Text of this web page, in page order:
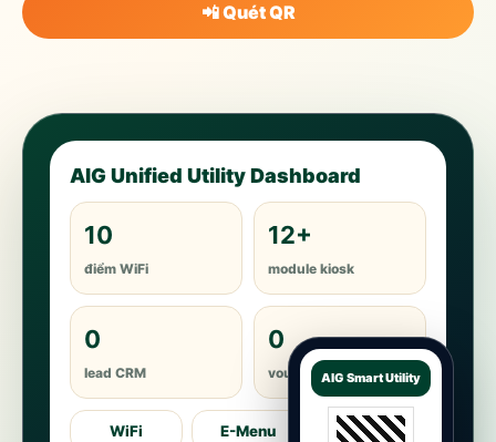
📲 Quét QR
AIG Unified Utility Dashboard
10
điểm WiFi
12+
module kiosk
0
lead CRM
0
voucher/ticket
WiFi E-Menu Ticket
AIG Smart Utility